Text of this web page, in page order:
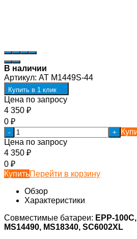
В наличии
Артикул: AT М1449S-44
Купить в 1 клик
Цена по запросу
4 350 ₽
0 ₽
- +
Цена по запросу
4 350 ₽
0 ₽
КупитьПерейти в корзину
Обзор
Характеристики
Совместимые батареи: EPP-
MS14490, MS18340, SC6002XL